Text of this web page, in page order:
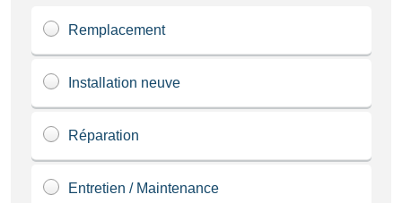
Remplacement
Installation neuve
Réparation
Entretien / Maintenance